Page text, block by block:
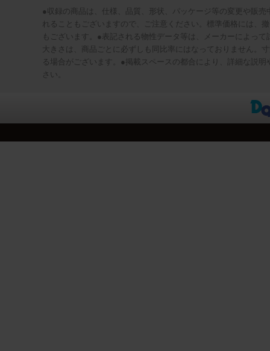
●収録の商品は、仕様、品質、形状、パッケージ等の変更や販
れることもございますので、ご注意ください。標準価格には、
もございます。●表記される物性データ等は、メーカーによっ
大きさは、商品ごとに必ずしも同比率にはなっておりません。
る場合がございます。●掲載スペースの都合により、詳細な説
さい。